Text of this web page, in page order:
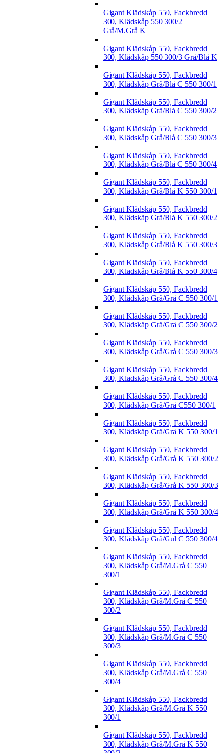
Gigant Klädskåp 550, Fackbredd
300, Klädskåp 550 300/2
Grå/M.Grå K
Gigant Klädskåp 550, Fackbredd
300, Klädskåp 550 300/3 Grå/Blå K
Gigant Klädskåp 550, Fackbredd
300, Klädskåp Grå/Blå C 550 300/1
Gigant Klädskåp 550, Fackbredd
300, Klädskåp Grå/Blå C 550 300/2
Gigant Klädskåp 550, Fackbredd
300, Klädskåp Grå/Blå C 550 300/3
Gigant Klädskåp 550, Fackbredd
300, Klädskåp Grå/Blå C 550 300/4
Gigant Klädskåp 550, Fackbredd
300, Klädskåp Grå/Blå K 550 300/1
Gigant Klädskåp 550, Fackbredd
300, Klädskåp Grå/Blå K 550 300/2
Gigant Klädskåp 550, Fackbredd
300, Klädskåp Grå/Blå K 550 300/3
Gigant Klädskåp 550, Fackbredd
300, Klädskåp Grå/Blå K 550 300/4
Gigant Klädskåp 550, Fackbredd
300, Klädskåp Grå/Grå C 550 300/1
Gigant Klädskåp 550, Fackbredd
300, Klädskåp Grå/Grå C 550 300/2
Gigant Klädskåp 550, Fackbredd
300, Klädskåp Grå/Grå C 550 300/3
Gigant Klädskåp 550, Fackbredd
300, Klädskåp Grå/Grå C 550 300/4
Gigant Klädskåp 550, Fackbredd
300, Klädskåp Grå/Grå C550 300/1
Gigant Klädskåp 550, Fackbredd
300, Klädskåp Grå/Grå K 550 300/1
Gigant Klädskåp 550, Fackbredd
300, Klädskåp Grå/Grå K 550 300/2
Gigant Klädskåp 550, Fackbredd
300, Klädskåp Grå/Grå K 550 300/3
Gigant Klädskåp 550, Fackbredd
300, Klädskåp Grå/Grå K 550 300/4
Gigant Klädskåp 550, Fackbredd
300, Klädskåp Grå/Gul C 550 300/4
Gigant Klädskåp 550, Fackbredd
300, Klädskåp Grå/M.Grå C 550
300/1
Gigant Klädskåp 550, Fackbredd
300, Klädskåp Grå/M.Grå C 550
300/2
Gigant Klädskåp 550, Fackbredd
300, Klädskåp Grå/M.Grå C 550
300/3
Gigant Klädskåp 550, Fackbredd
300, Klädskåp Grå/M.Grå C 550
300/4
Gigant Klädskåp 550, Fackbredd
300, Klädskåp Grå/M.Grå K 550
300/1
Gigant Klädskåp 550, Fackbredd
300, Klädskåp Grå/M.Grå K 550